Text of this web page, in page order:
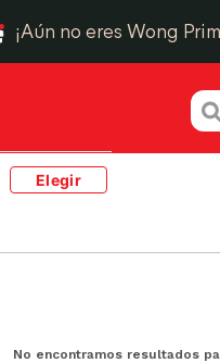
¡Aún no eres Wong
Elegir
No encontramos resultados